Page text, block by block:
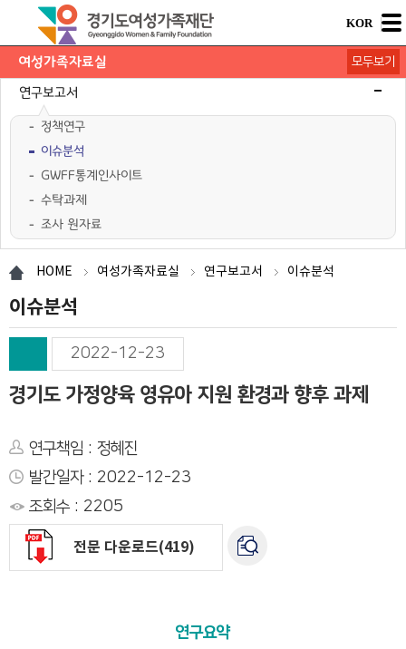
KOR
여성가족자료실
연구보고서
정책연구
이슈분석
GWFF통계인사이트
수탁과제
조사 원자료
학술행사자료
사업·교육 자료
경기여성가족통계
여성가족도서관 `여울`
모두보기
HOME 여성가족자료실 연구보고서 이슈분석
이슈분석
2022-12-23
경기도 가정양육 영유아 지원 환경과 향후 과제
연구책임 : 정혜진
발간일자 : 2022-12-23
조회수 : 2205
전문 다운로드(419)
연구요약